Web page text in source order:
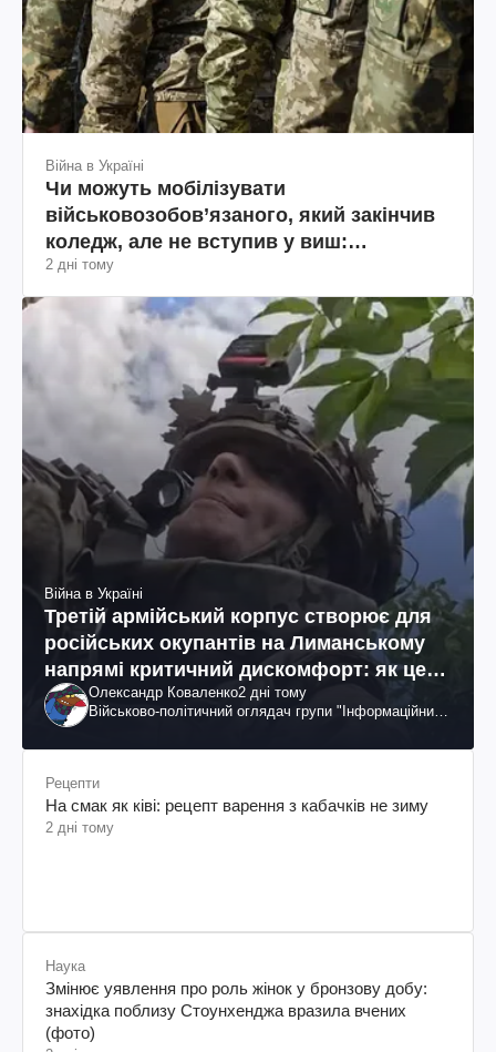
Війна в Україні
Чи можуть мобілізувати
військовозобов’язаного, який закінчив
коледж, але не вступив у виш:
пояснення юриста
2 дні тому
Війна в Україні
Третій армійський корпус створює для
російських окупантів на Лиманському
напрямі критичний дискомфорт: як це
вдалосяОлександр Коваленко2 дні тому
Військово-політичний оглядач групи "Інформаційний
Рецепти
На смак як ківі: рецепт варення з кабачків не зиму
2 дні тому
Наука
Змінює уявлення про роль жінок у бронзову добу:
знахідка поблизу Стоунхенджа вразила вчених
(фото)